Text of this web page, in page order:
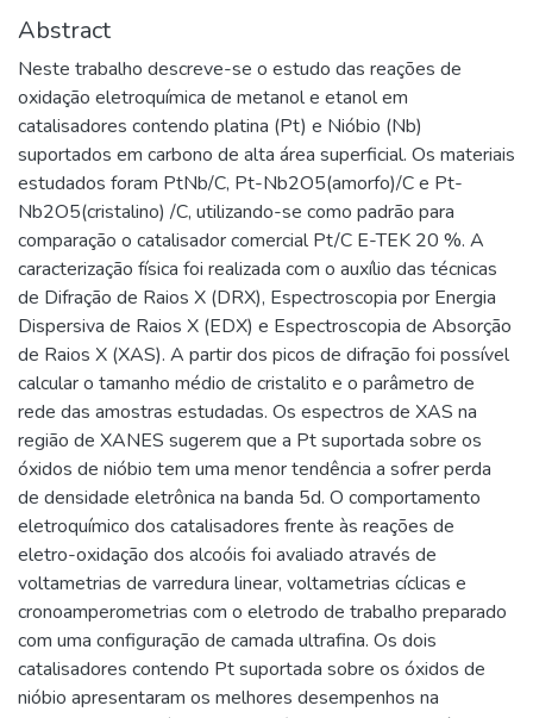
Abstract
Neste trabalho descreve-se o estudo das reações de
oxidação eletroquímica de metanol e etanol em
catalisadores contendo platina (Pt) e Nióbio (Nb)
suportados em carbono de alta área superficial. Os materiais
estudados foram PtNb/C, Pt-Nb2O5(amorfo)/C e Pt-
Nb2O5(cristalino) /C, utilizando-se como padrão para
comparação o catalisador comercial Pt/C E-TEK 20 %. A
caracterização física foi realizada com o auxílio das técnicas
de Difração de Raios X (DRX), Espectroscopia por Energia
Dispersiva de Raios X (EDX) e Espectroscopia de Absorção
de Raios X (XAS). A partir dos picos de difração foi possível
calcular o tamanho médio de cristalito e o parâmetro de
rede das amostras estudadas. Os espectros de XAS na
região de XANES sugerem que a Pt suportada sobre os
óxidos de nióbio tem uma menor tendência a sofrer perda
de densidade eletrônica na banda 5d. O comportamento
eletroquímico dos catalisadores frente às reações de
eletro-oxidação dos alcoóis foi avaliado através de
voltametrias de varredura linear, voltametrias cíclicas e
cronoamperometrias com o eletrodo de trabalho preparado
com uma configuração de camada ultrafina. Os dois
catalisadores contendo Pt suportada sobre os óxidos de
nióbio apresentaram os melhores desempenhos na